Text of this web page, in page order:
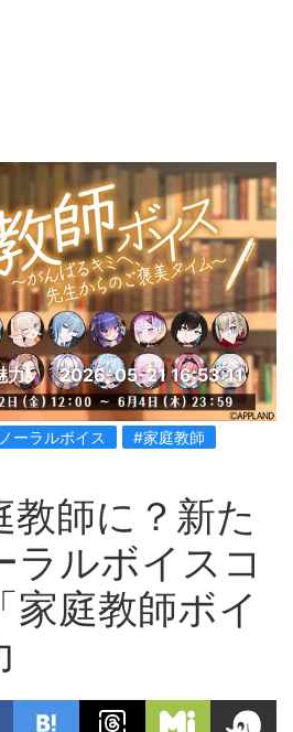
力 2026-05-21 16:53:11
ーラルボイス #家庭教師
教師に？新た
ラルボイスコ
家庭教師ボイ